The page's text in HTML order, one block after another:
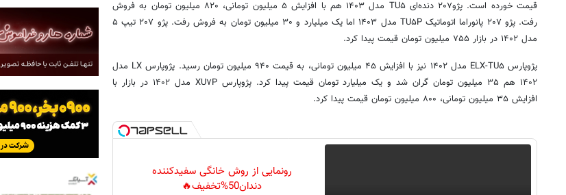
قیمت خورده است. پژو۲۰۷ دنده‌ای TU۵ مدل ۱۴۰۳ هم با افزایش ۵ میلیون تومانی، ۸۲۰ میلیون تومان به فروش
رفت. پژو ۲۰۷ پانوراما اتوماتیک TU۵P مدل ۱۴۰۳ اما یک میلیارد و ۳۰ میلیون تومان به فروش رفت. پژو ۲۰۷ تیپ ۵
مدل ۱۴۰۲ در بازار ۷۵۵ میلیون تومان قیمت پیدا کرد.
پژوپارس ELX-TU۵ مدل ۱۴۰۲ نیز با افزایش ۴۵ میلیون تومانی، به قیمت ۹۴۰ میلیون تومان رسید. پژوپارس LX مدل
۱۴۰۲ هم ۳۵ میلیون تومان گران شد و یک میلیارد تومان قیمت پیدا کرد. پژوپارس XU۷P مدل ۱۴۰۲ در بازار با
افزایش ۳۵ میلیون تومانی، ۸۰۰ میلیون تومان قیمت پیدا کرد.
رونمایی از روش خانگی سفیدکننده
دندان50%تخفیف🔥